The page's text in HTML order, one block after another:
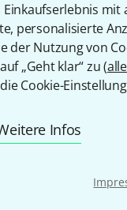
mit
personalisierte
der Nutzung von
„Geht klar“ zu (
Cookie-
Infos